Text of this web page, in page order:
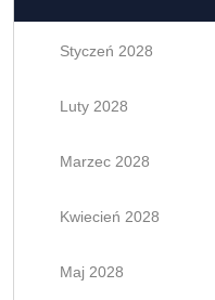
Styczeń 2028
Luty 2028
Marzec 2028
Kwiecień 2028
Maj 2028